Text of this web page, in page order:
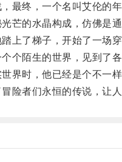
终，一个名叫艾伦的年
的水晶构成，仿佛是
了梯子，开始了一场穿
陌生的世界，见到了各
时，他已经是个不一
者们永恒的传说，让人